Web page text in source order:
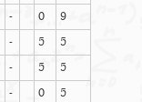
- 0
9
- 5
5
- 5
5
- 0
5